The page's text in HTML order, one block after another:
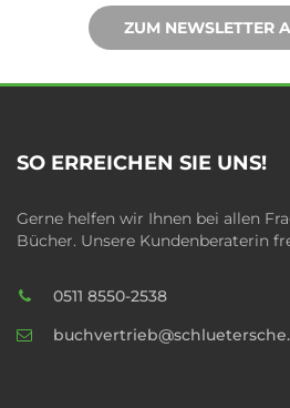
ZUM NEWSLETTER
SO ERREICHEN SIE UNS!
Gerne helfen wir Ihnen bei allen
Bücher. Unsere Kundenberaterin
0511 8550-2538